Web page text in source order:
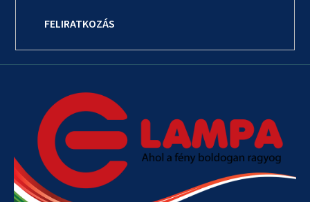
FELIRATKOZÁS